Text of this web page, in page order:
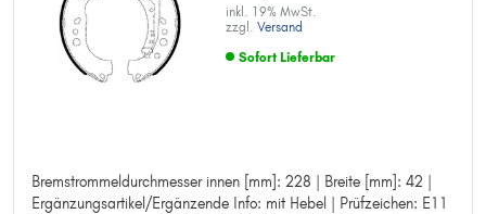
inkl. 19% MwSt.
zzgl. Versand
Sofort Lieferbar
Bremstrommeldurchmesser innen [mm]: 228 | Breite [mm]: 42 |
Ergänzungsartikel/Ergänzende Info: mit Hebel | Prüfzeichen: E11
Bremstrommeldurchmesser innen [mm]: 228
Breite [mm]: 42